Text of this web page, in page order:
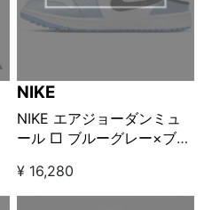
NIKE
NIKE エアジョーダンミュ
ール □ ブルーグレー×ブラ
¥ 16,280